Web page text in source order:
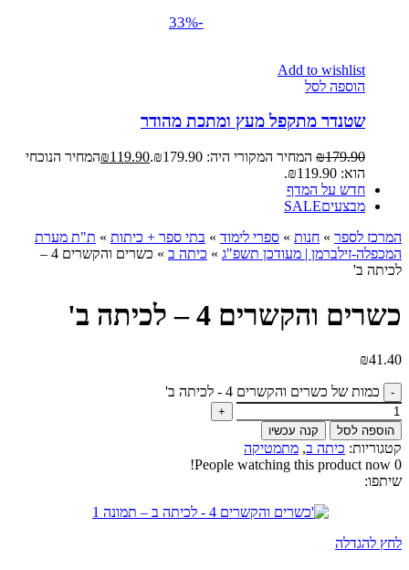
-33%
Add to wishlist
הוספה לסל
שטנדר מתקפל מעץ ומתכת מהודר
₪179.90 המחיר המקורי היה: ₪179.90. ₪119.90
המחיר הנוכחי
הוא: ₪119.90.
חדש על המדף
מבצעיםSALE
המרכז לספר » חנות » ספרי לימוד » בתי ספר + כיתות » ת"ת מערת
המכפלה-זילברמן | מעודכן תשפ"ג » כיתה ב »
כשרים והקשרים 4 –
לכיתה ב'
כשרים והקשרים 4 – לכיתה ב'
₪41.40
כמות של כשרים והקשרים 4 - לכיתה ב'
הוספה לסל קנה עכשיו
קטגוריות: כיתה ב, מתמטיקה
0
People watching this product now!
שיתפו:
לחץ להגדלה